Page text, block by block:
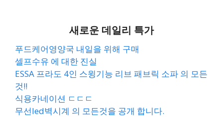
새로운 데일리 특가
푸드케어영양국 내일을 위해 구매
셀프수유 에 대한 진실
ESSA 프라도 4인 스윙기능 리브 패브릭 소파 의 모든
것!!
식용카네이션 ㄷㄷㄷ
무선led벽시계 의 모든것을 공개 합니다.